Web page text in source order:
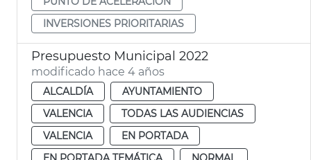
INVERSIONES PRIORITARIAS
Presupuesto Municipal 2022
modificado hace 4 años
ALCALDÍA
AYUNTAMIENTO
VALENCIA
TODAS LAS AUDIENCIAS
VALENCIA
EN PORTADA